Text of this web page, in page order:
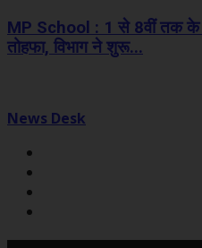
MP School : 1 से 8वीं तक के
तोहफा, विभाग ने शुरू...
News Desk